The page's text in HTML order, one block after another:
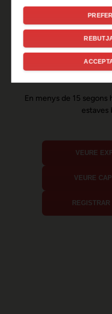
Ep,
Sembla que
error de
En menys de 15
estaves
VEURE
VEURE